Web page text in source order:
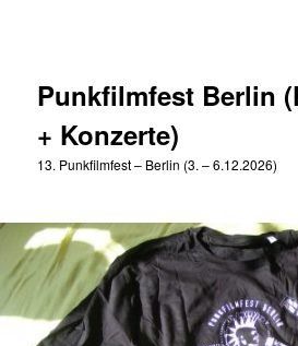
Punkfilmfest Berlin
+ Konzerte)
13. Punkfilmfest – Berlin (3. – 6.12.2026)